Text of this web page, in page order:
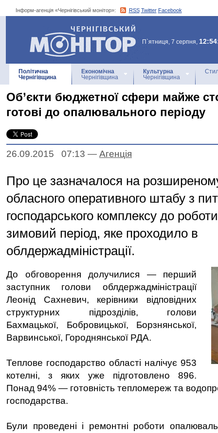
Інформ-агенція «Чернігівський монітор»: RSS Twitter Facebook
Інформ-агенція
«Чернігівський монітор»
П`ятниця, 7 серпня,
Політична
Чернігівщина
Економічна
Чернігівщина
Культурна
Чернігівщина
Об’єкти бюджетної сфери майже
готові до опалювального періоду
26.09.2015 07:13 — Агенцiя
Про це зазначалося на
обласного оперативного штабу з
господарського комплексу до
зимовий період, яке проходило в
облдержадміністрації.
До обговорення долучилися — перший
заступник голови облдержадміністрації
Леонід Сахневич, керівники відповідних
структурних підрозділів, голови
Бахмацької, Бобровицької, Борзнянської,
Варвинської, Городнянської РДА.
Теплове господарство області налічує 953
котелні, з яких уже підготовлено 896.
Понад 94% — готовність тепломереж та
господарства.
Були проведені і ремонтні роботи